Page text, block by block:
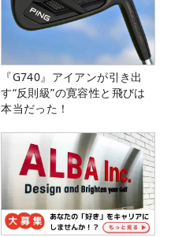
『G740』アイアンが引き出
す“反則級”の寛容性と飛びは
本当だった！